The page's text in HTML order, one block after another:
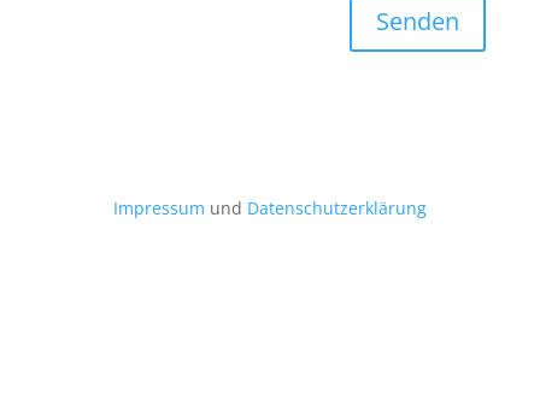
Senden
Impressum und Datenschutzerklärung